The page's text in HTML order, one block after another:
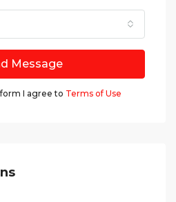
Message
I agree to Terms of Use